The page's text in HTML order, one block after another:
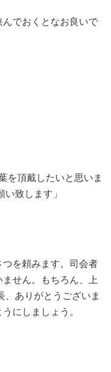
でおくとなお良いで
を頂戴したいと思いま
致します」
を頼みます。司会者
せん。もちろん、上
ありがとうございま
にしましょう。